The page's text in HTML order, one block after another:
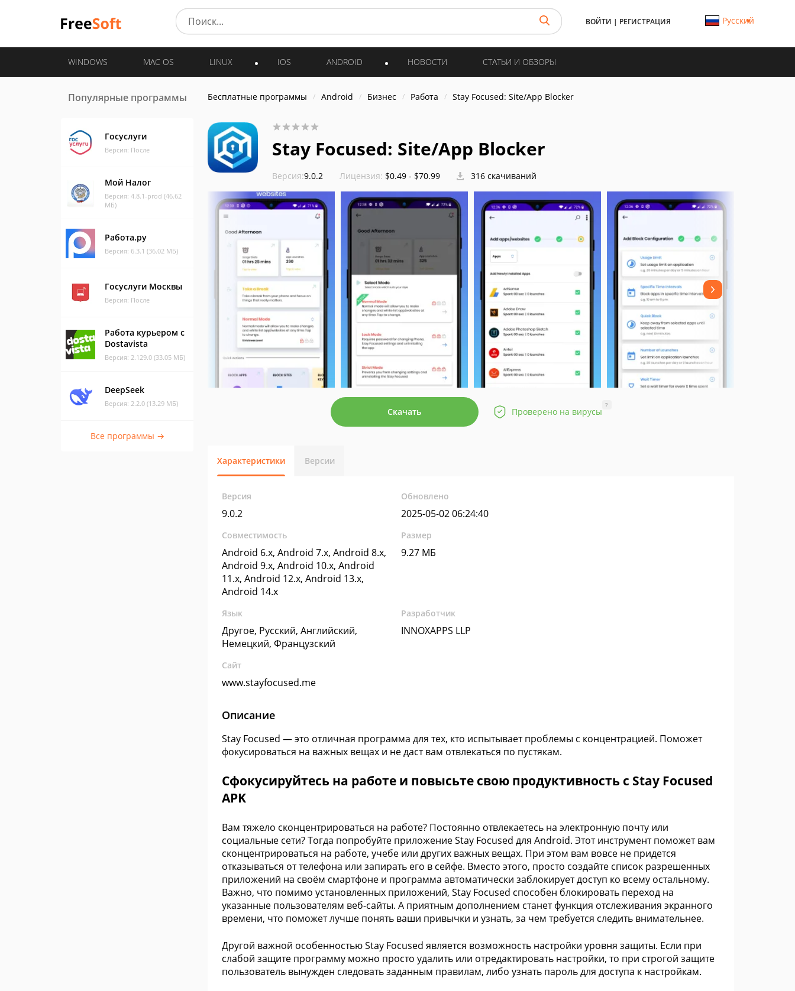
ВОЙТИ | РЕГИСТРАЦИЯ Русский
WINDOWS MAC OS LINUX IOS ANDROID НОВОСТИ СТАТЬИ И ОБЗОРЫ
Популярные программы
Госуслуги
Версия: После
Мой Налог
Версия: 4.8.1-prod (46.62
МБ)
Работа.ру
Версия: 6.3.1 (36.02 МБ)
Госуслуги Москвы
Версия: После
Работа курьером с
Dostavista
Версия: 2.129.0 (33.05 МБ)
DeepSeek
Версия: 2.2.0 (13.29 МБ)
Все программы →
Бесплатные программы Android Бизнес Работа Stay Focused: Site/App Blocker
Stay Focused: Site/App Blocker
Версия:9.0.2 Лицензия: $0.49 - $70.99 316 скачиваний
Скачать Проверено на вирусы
?
Характеристики Версии
Версия
9.0.2
Обновлено
2025-05-02 06:24:40
Совместимость
Android 6.x, Android 7.x, Android 8.x,
Android 9.x, Android 10.x, Android
11.x, Android 12.x, Android 13.x,
Android 14.x
Размер
9.27 МБ
Язык
Другое, Русский, Английский,
Немецкий, Французский
Разработчик
INNOXAPPS LLP
Сайт
www.stayfocused.me
Описание
Stay Focused — это отличная программа для тех, кто испытывает проблемы с концентрацией. Поможет
фокусироваться на важных вещах и не даст вам отвлекаться по пустякам.
Сфокусируйтесь на работе и повысьте свою продуктивность с Stay Focused
APK
Вам тяжело сконцентрироваться на работе? Постоянно отвлекаетесь на электронную почту или
социальные сети? Тогда попробуйте приложение Stay Focused для Android. Этот инструмент поможет вам
сконцентрироваться на работе, учебе или других важных вещах. При этом вам вовсе не придется
отказываться от телефона или запирать его в сейфе. Вместо этого, просто создайте список разрешенных
приложений на своём смартфоне и программа автоматически заблокирует доступ ко всему остальному.
Важно, что помимо установленных приложений, Stay Focused способен блокировать переход на
указанные пользователям веб-сайты. А приятным дополнением станет функция отслеживания экранного
времени, что поможет лучше понять ваши привычки и узнать, за чем требуется следить внимательнее.
Другой важной особенностью Stay Focused является возможность настройки уровня защиты. Если при
слабой защите программу можно просто удалить или отредактировать настройки, то при строгой защите
пользователь вынужден следовать заданным правилам, либо узнать пароль для доступа к настройкам.